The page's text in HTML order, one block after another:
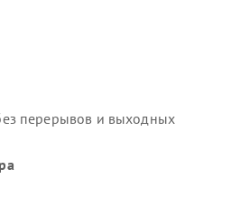
перерывов и выходных